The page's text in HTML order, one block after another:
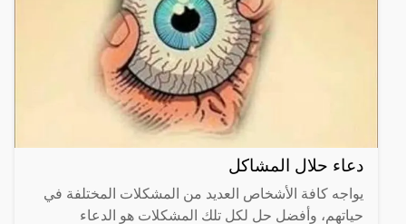
دعاء حلال المشاكل
يواجه كافة الأشخاص العديد من المشكلات المختلفة في
حياتهم، وأفضل حل لكل تلك المشكلات هو الدعاء